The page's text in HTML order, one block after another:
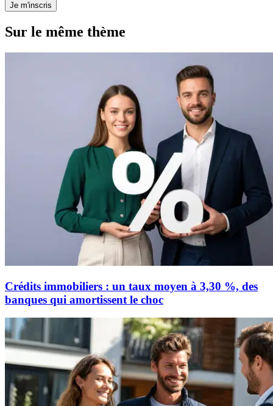
Je m'inscris
Sur le même thème
Crédits immobiliers : un taux moyen à 3,30 %, des
banques qui amortissent le choc